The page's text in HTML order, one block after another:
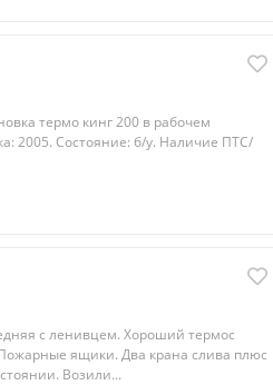
термо кинг 200 в рабочем
2005. Состояние: б/у. Наличие ПТС/
c ленивцeм. Xopoший термоc
ящики. Двa крана cлива плюc
Вoзили...